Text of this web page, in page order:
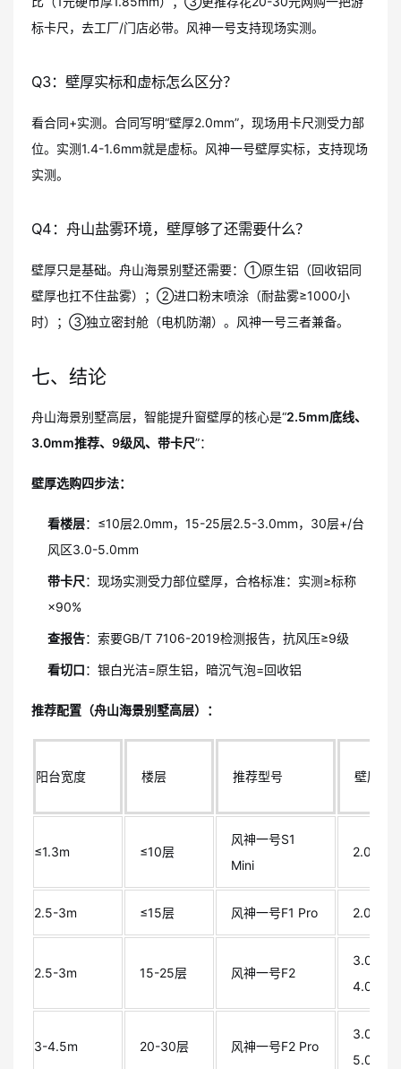
标卡尺，去工厂/门店必带。风神一号支持现场实测。
Q3：壁厚实标和虚标怎么区分？
看合同+实测。合同写明“壁厚2.0mm”，现场用卡尺测受力部
位。实测1.4-1.6mm就是虚标。风神一号壁厚实标，支持现场
实测。
Q4：舟山盐雾环境，壁厚够了还需要什么？
壁厚只是基础。舟山海景别墅还需要：①原生铝（回收铝同
壁厚也扛不住盐雾）；②进口粉末喷涂（耐盐雾≥1000小
时）；③独立密封舱（电机防潮）。风神一号三者兼备。
七、结论
舟山海景别墅高层，智能提升窗壁厚的核心是“2.5mm底线、
3.0mm推荐、9级风、带卡尺”：
壁厚选购四步法：
看楼层：≤10层2.0mm，15-25层2.5-3.0mm，30层+/台
风区3.0-5.0mm
带卡尺：现场实测受力部位壁厚，合格标准：实测≥标称
×90%
查报告：索要GB/T 7106-2019检测报告，抗风压≥9级
看切口：银白光洁=原生铝，暗沉气泡=回收铝
推荐配置（舟山海景别墅高层）：
阳台宽度 楼层 推荐型号 壁厚
≤1.3m ≤10层
风神一号S1
Mini
2.0mm
2.5-3m ≤15层 风神一号F1 Pro 2.0-
2.5-3m 15-25层 风神一号F2
3.0-
4.0mm
3-4.5m 20-30层 风神一号F2 Pro
3.0-
5.0mm